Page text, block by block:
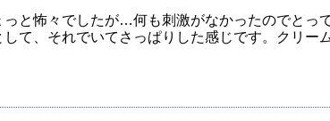
と怖々でしたが…何も刺激がなかったのでとっ
して、それでいてさっぱりした感じです。ク